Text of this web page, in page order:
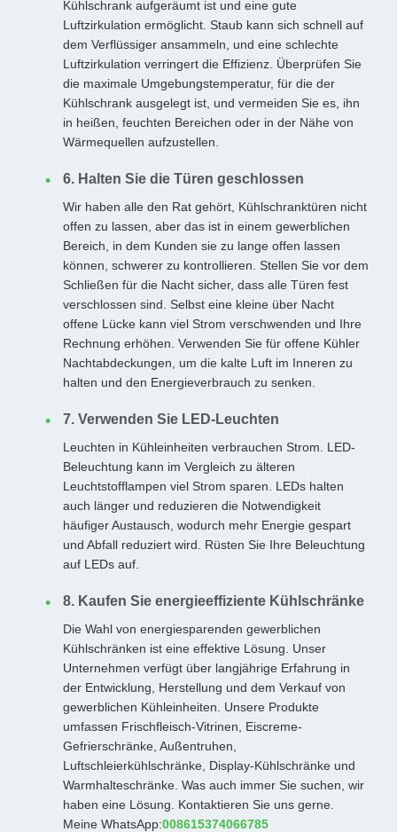
Kühlschrank aufgeräumt ist und eine gute
Luftzirkulation ermöglicht. Staub kann sich schnell auf
dem Verflüssiger ansammeln, und eine schlechte
Luftzirkulation verringert die Effizienz. Überprüfen Sie
die maximale Umgebungstemperatur, für die der
Kühlschrank ausgelegt ist, und vermeiden Sie es, ihn
in heißen, feuchten Bereichen oder in der Nähe von
Wärmequellen aufzustellen.
6. Halten Sie die Türen geschlossen
Wir haben alle den Rat gehört, Kühlschranktüren nicht
offen zu lassen, aber das ist in einem gewerblichen
Bereich, in dem Kunden sie zu lange offen lassen
können, schwerer zu kontrollieren. Stellen Sie vor dem
Schließen für die Nacht sicher, dass alle Türen fest
verschlossen sind. Selbst eine kleine über Nacht
offene Lücke kann viel Strom verschwenden und Ihre
Rechnung erhöhen. Verwenden Sie für offene Kühler
Nachtabdeckungen, um die kalte Luft im Inneren zu
halten und den Energieverbrauch zu senken.
7. Verwenden Sie LED-Leuchten
Leuchten in Kühleinheiten verbrauchen Strom. LED-
Beleuchtung kann im Vergleich zu älteren
Leuchtstofflampen viel Strom sparen. LEDs halten
auch länger und reduzieren die Notwendigkeit
häufiger Austausch, wodurch mehr Energie gespart
und Abfall reduziert wird. Rüsten Sie Ihre Beleuchtung
auf LEDs auf.
8. Kaufen Sie energieeffiziente Kühlschränke
Die Wahl von energiesparenden gewerblichen
Kühlschränken ist eine effektive Lösung. Unser
Unternehmen verfügt über langjährige Erfahrung in
der Entwicklung, Herstellung und dem Verkauf von
gewerblichen Kühleinheiten. Unsere Produkte
umfassen Frischfleisch-Vitrinen, Eiscreme-
Gefrierschränke, Außentruhen,
Luftschleierkühlschränke, Display-Kühlschränke und
Warmhalteschränke. Was auch immer Sie suchen, wir
haben eine Lösung. Kontaktieren Sie uns gerne.
Meine WhatsApp:008615374066785